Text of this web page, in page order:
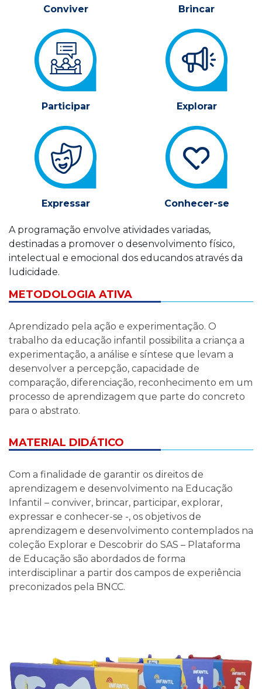
Conviver Brincar
Participar Explorar
Expressar Conhecer-se
A programação envolve atividades variadas,
destinadas a promover o desenvolvimento físico,
intelectual e emocional dos educandos através da
ludicidade.
METODOLOGIA ATIVA
Aprendizado pela ação e experimentação. O
trabalho da educação infantil possibilita a criança a
experimentação, a análise e síntese que levam a
desenvolver a percepção, capacidade de
comparação, diferenciação, reconhecimento em um
processo de aprendizagem que parte do concreto
para o abstrato.
MATERIAL DIDÁTICO
Com a finalidade de garantir os direitos de
aprendizagem e desenvolvimento na Educação
Infantil – conviver, brincar, participar, explorar,
expressar e conhecer-se -, os objetivos de
aprendizagem e desenvolvimento contemplados na
coleção Explorar e Descobrir do SAS – Plataforma
de Educação são abordados de forma
interdisciplinar a partir dos campos de experiência
preconizados pela BNCC.